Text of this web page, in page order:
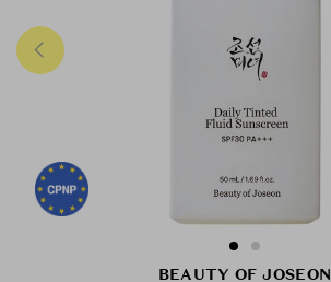
BEAUTY OF JOSEON